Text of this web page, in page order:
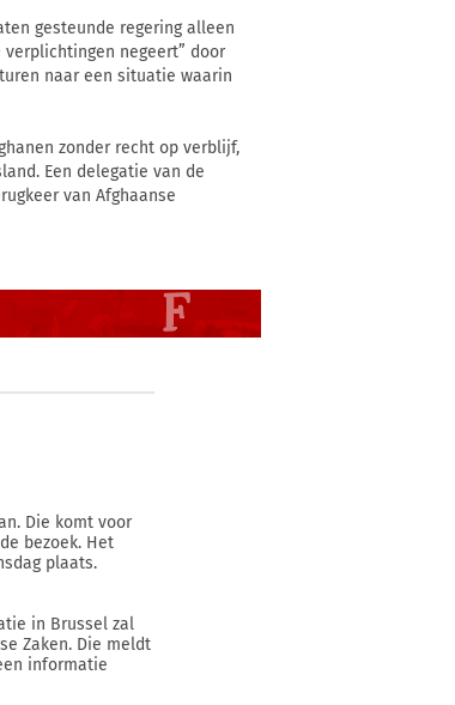
gesteunde regering alleen
negeert” door
naar een situatie waarin
zonder recht op verblijf,
Een delegatie van de
van Afghaanse
Die komt voor
bezoek. Het
plaats.
in Brussel zal
Zaken. Die meldt
informatie